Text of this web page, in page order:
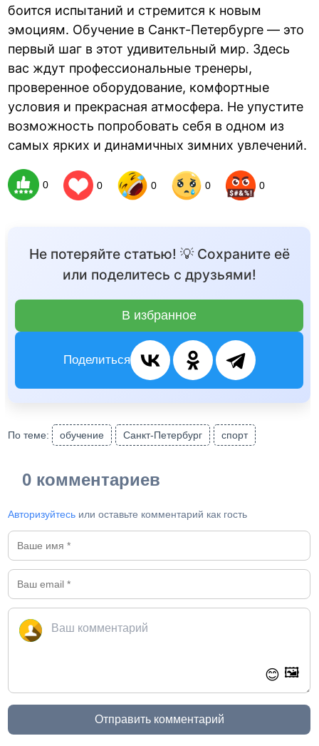
боится испытаний и стремится к новым
эмоциям. Обучение в Санкт-Петербурге — это
первый шаг в этот удивительный мир. Здесь
вас ждут профессиональные тренеры,
проверенное оборудование, комфортные
условия и прекрасная атмосфера. Не упустите
возможность попробовать себя в одном из
самых ярких и динамичных зимних увлечений.
0 0 0 0 0
Не потеряйте статью! 💡 Сохраните её
или поделитесь с друзьями!
В избранное
Поделиться
По теме: обучение Санкт-Петербург спорт
0 комментариев
Авторизуйтесь или оставьте комментарий как гость
😊 🖼️
Отправить комментарий